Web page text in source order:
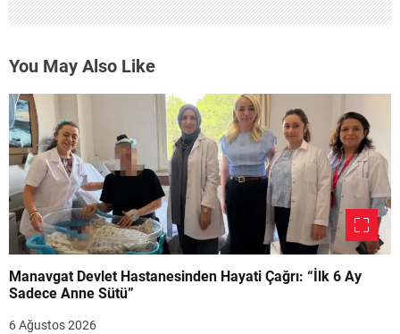
You May Also Like
Manavgat Devlet Hastanesinden Hayati Çağrı: “İlk 6 Ay
Sadece Anne Sütü”
6 Ağustos 2026